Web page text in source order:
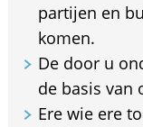
partijen en
komen.
De door u
de basis van
Ere wie ere